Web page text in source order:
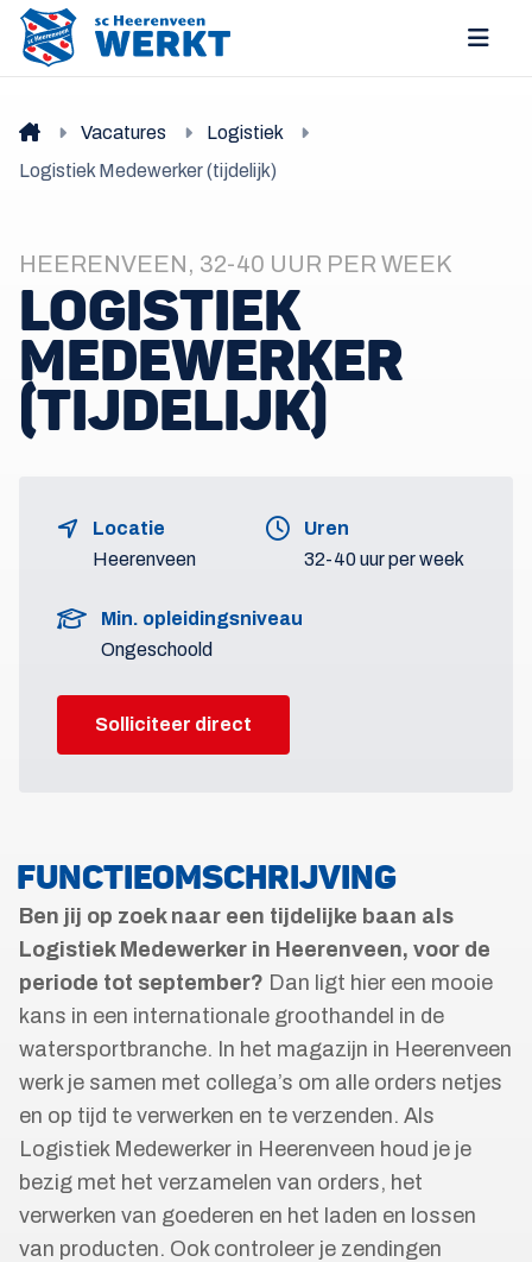
Vacatures
Logistiek
Logistiek Medewerker (tijdelijk)
HEERENVEEN, 32-40 UUR PER WEEK
LOGISTIEK
MEDEWERKER
(TIJDELIJK)
Locatie
Heerenveen
Uren
32-40 uur per week
Min. opleidingsniveau
Ongeschoold
Solliciteer direct
FUNCTIEOMSCHRIJVING
Ben jij op zoek naar een tijdelijke baan als
Logistiek Medewerker in Heerenveen, voor de
periode tot september? Dan ligt hier een mooie
kans in een internationale groothandel in de
watersportbranche. In het magazijn in Heerenveen
werk je samen met collega’s om alle orders netjes
en op tijd te verwerken en te verzenden. Als
Logistiek Medewerker in Heerenveen houd je je
bezig met het verzamelen van orders, het
verwerken van goederen en het laden en lossen
van producten. Ook controleer je zendingen